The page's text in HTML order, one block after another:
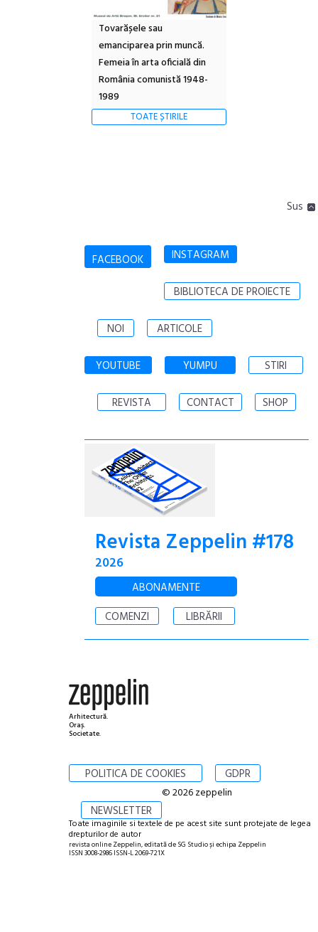
Tovarășele sau
emanciparea prin muncă.
Femeia în arta oficială din
România comunistă 1948-
1989
TOATE ȘTIRILE
Sus
FACEBOOK INSTAGRAM
BIBLIOTECA DE PROIECTE
NOI ARTICOLE
YOUTUBE YUMPU STIRI
REVISTA CONTACT SHOP
Revista Zeppelin #178
2026
ABONAMENTE
COMENZI
LIBRĂRII
Arhitectură.
Oraș.
Societate.
POLITICA DE COOKIES GDPR
NEWSLETTER
© 2026 zeppelin
Toate imaginile si textele de pe acest site sunt protejate de legea
drepturilor de autor
revista online Zeppelin, editată de SG Studio și echipa Zeppelin
ISSN 3008-2986 ISSN-L 2069-721X